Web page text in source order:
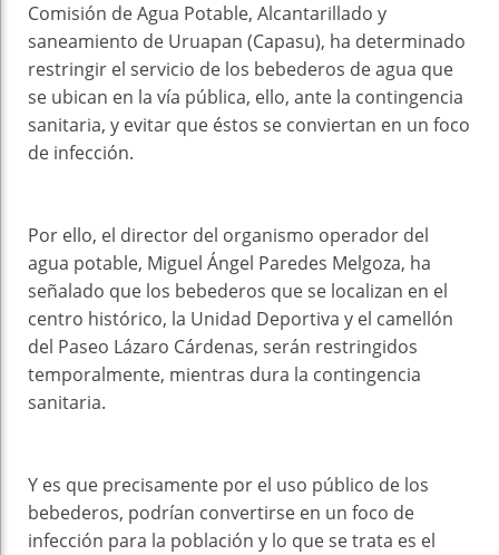
Comisión de Agua Potable, Alcantarillado y
saneamiento de Uruapan (Capasu), ha determinado
restringir el servicio de los bebederos de agua que
se ubican en la vía pública, ello, ante la contingencia
sanitaria, y evitar que éstos se conviertan en un foco
de infección.
Por ello, el director del organismo operador del
agua potable, Miguel Ángel Paredes Melgoza, ha
señalado que los bebederos que se localizan en el
centro histórico, la Unidad Deportiva y el camellón
del Paseo Lázaro Cárdenas, serán restringidos
temporalmente, mientras dura la contingencia
sanitaria.
Y es que precisamente por el uso público de los
bebederos, podrían convertirse en un foco de
infección para la población y lo que se trata es el